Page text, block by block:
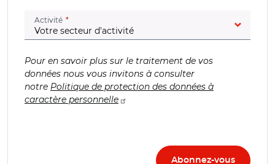
Activité (champ obligatoire)
Pour en savoir plus sur le traitement de vos
données nous vous invitons à consulter
notre Politique de protection des données à
caractère personnelle